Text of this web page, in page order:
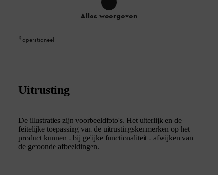
Alles weergeven
1) operationeel
Uitrusting
De illustraties zijn voorbeeldfoto's. Het uiterlijk en de
feitelijke toepassing van de uitrustingskenmerken op het
product kunnen - bij gelijke functionaliteit - afwijken van
de getoonde afbeeldingen.